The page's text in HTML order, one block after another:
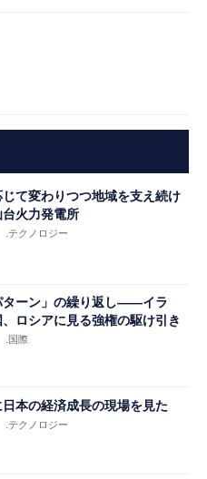
じて変わりつつ地域を支え続け
火力発電所
.テクノロジー
ターン」の繰り返し――イラ
ロシアに見る強権の駆け引き
.国際
本の経済成長の現場を見た
.テクノロジー